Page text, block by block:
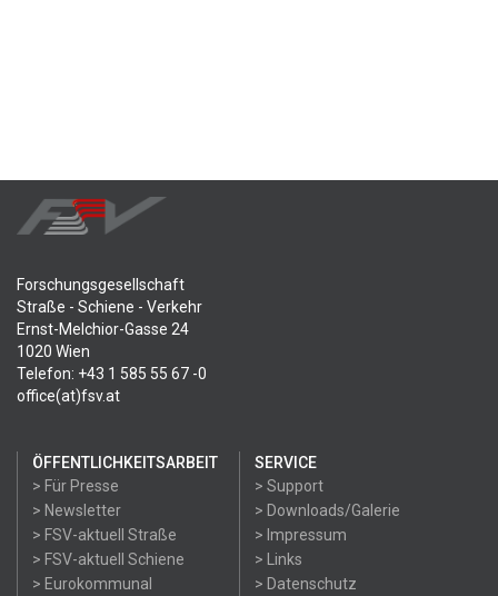
Forschungsgesellschaft
Straße - Schiene - Verkehr
Ernst-Melchior-Gasse 24
1020 Wien
Telefon: +43 1 585 55 67 -0
office(at)fsv.at
ÖFFENTLICHKEITSARBEIT
> Für Presse
> Newsletter
> FSV-aktuell Straße
> FSV-aktuell Schiene
> Eurokommunal
SERVICE
> Support
> Downloads/Galerie
> Impressum
> Links
> Datenschutz